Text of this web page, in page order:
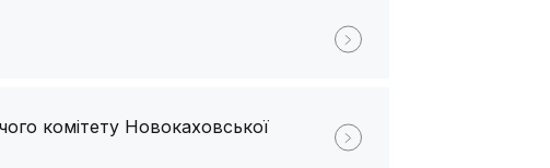
комітету Новокаховської